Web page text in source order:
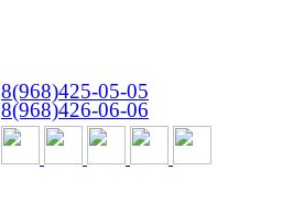
8(968)425-05-05
8(968)426-06-06